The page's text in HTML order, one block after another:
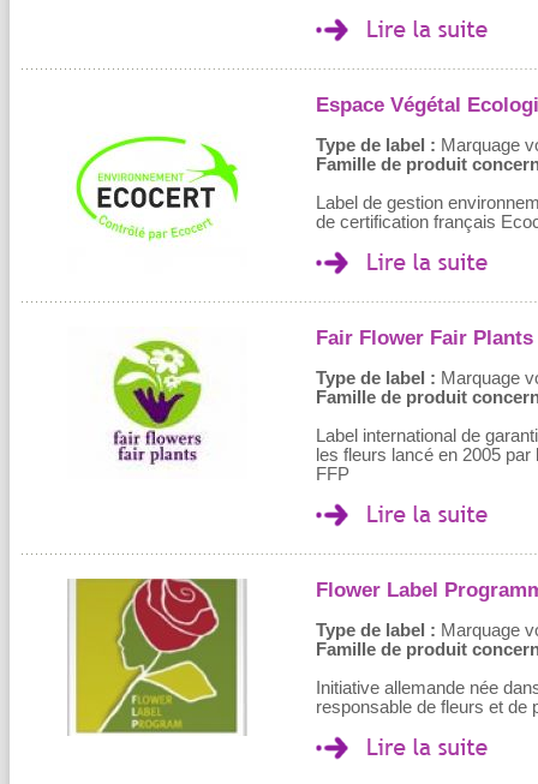
Espace Végétal
Type de label : Marquage
Famille de produit
Label de gestion
de certification français
Fair Flower Fair Plants
Type de label : Marquage
Famille de produit
Label international de
les fleurs lancé en 2005
FFP
Flower Label
Type de label : Marquage
Famille de produit
Initiative allemande née
responsable de fleurs et de